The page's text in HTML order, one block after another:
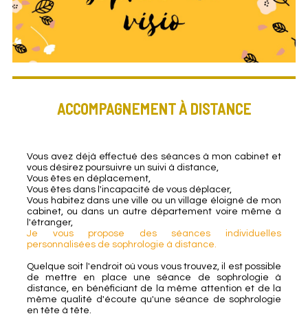
ACCOMPAGNEMENT À DISTANCE
Vous avez déjà effectué des séances à mon cabinet et
vous désirez poursuivre un suivi à distance,
Vous êtes en déplacement,
Vous êtes dans l'incapacité de vous déplacer,
Vous habitez dans une ville ou un village éloigné de mon
cabinet, ou dans un autre département voire même à
l'étranger,
Je vous propose des séances individuelles
personnalisées de sophrologie à distance.
Quelque soit l'endroit où vous vous trouvez, il est possible
de mettre en place une séance de sophrologie à
distance, en bénéficiant de la même attention et de la
même qualité d'écoute qu'une séance de sophrologie
en tête à tête.